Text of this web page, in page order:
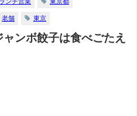
老舗 東京
ンボ餃子は食べごたえ